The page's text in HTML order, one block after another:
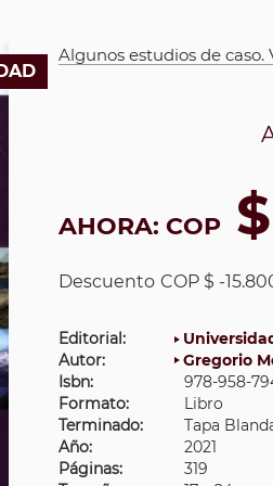
Algunos estudios de caso.
AHORA: COP
Descuento COP $ -
Editorial:
Autor:
Gregorio
Isbn:
978-958-
Formato:
Libro
Terminado:
Tapa
Año:
2021
Páginas:
319